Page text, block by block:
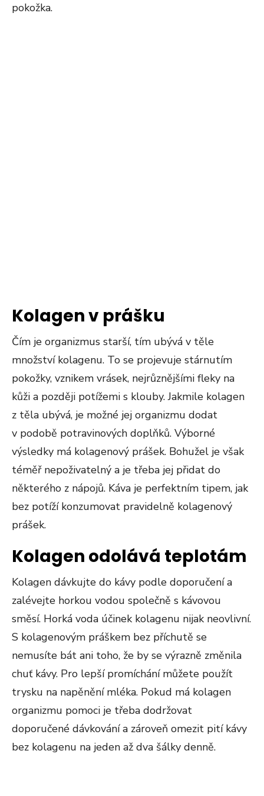
pokožka.
Kolagen v prášku
Čím je organizmus starší, tím ubývá v těle
množství kolagenu. To se projevuje stárnutím
pokožky, vznikem vrásek, nejrůznějšími fleky na
kůži a později potížemi s klouby. Jakmile kolagen
z těla ubývá, je možné jej organizmu dodat
v podobě potravinových doplňků. Výborné
výsledky má kolagenový prášek. Bohužel je však
téměř nepoživatelný a je třeba jej přidat do
některého z nápojů. Káva je perfektním tipem, jak
bez potíží konzumovat pravidelně kolagenový
prášek.
Kolagen odolává teplotám
Kolagen dávkujte do kávy podle doporučení a
zalévejte horkou vodou společně s kávovou
směsí. Horká voda účinek kolagenu nijak neovlivní.
S kolagenovým práškem bez příchutě se
nemusíte bát ani toho, že by se výrazně změnila
chuť kávy. Pro lepší promíchání můžete použít
trysku na napěnění mléka. Pokud má kolagen
organizmu pomoci je třeba dodržovat
doporučené dávkování a zároveň omezit pití kávy
bez kolagenu na jeden až dva šálky denně.